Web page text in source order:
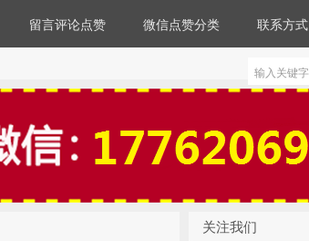
留言评论点赞 微信点赞分类 联系方式
关注我们